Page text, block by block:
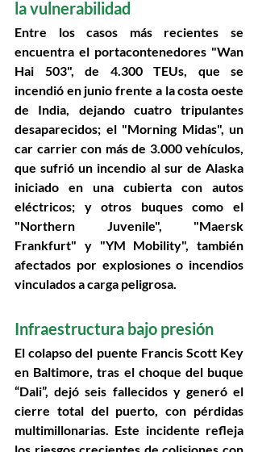
la vulnerabilidad
Entre los casos más recientes se
encuentra el portacontenedores "Wan
Hai 503", de 4.300 TEUs, que se
incendió en junio frente a la costa oeste
de India, dejando cuatro tripulantes
desaparecidos; el "Morning Midas", un
car carrier con más de 3.000 vehículos,
que sufrió un incendio al sur de Alaska
iniciado en una cubierta con autos
"Northern Juvenile", "Maersk
Frankfurt" y "YM Mobility", también
afectados por explosiones o incendios
vinculados a carga peligrosa.
Infraestructura bajo presión
El colapso del puente Francis Scott Key
en Baltimore , tras el choque del buque
“Dali”, dejó seis fallecidos y generó el
cierre total del puerto, con pérdidas
multimillonarias. Este incidente refleja